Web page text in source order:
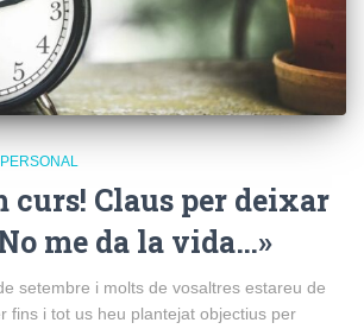
curs! Claus per deixar
me da la vida…»
setembre i molts de vosaltres estareu de
fins i tot us heu plantejat objectius per